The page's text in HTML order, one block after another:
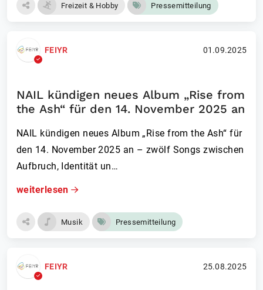
Freizeit & Hobby Pressemitteilung
FEIYR 01.09.2025
NAIL kündigen neues Album „Rise from
the Ash“ für den 14. November 2025 an
NAIL kündigen neues Album „Rise from the Ash“ für
den 14. November 2025 an – zwölf Songs zwischen
Aufbruch, Identität un…
weiterlesen
Musik Pressemitteilung
FEIYR 25.08.2025